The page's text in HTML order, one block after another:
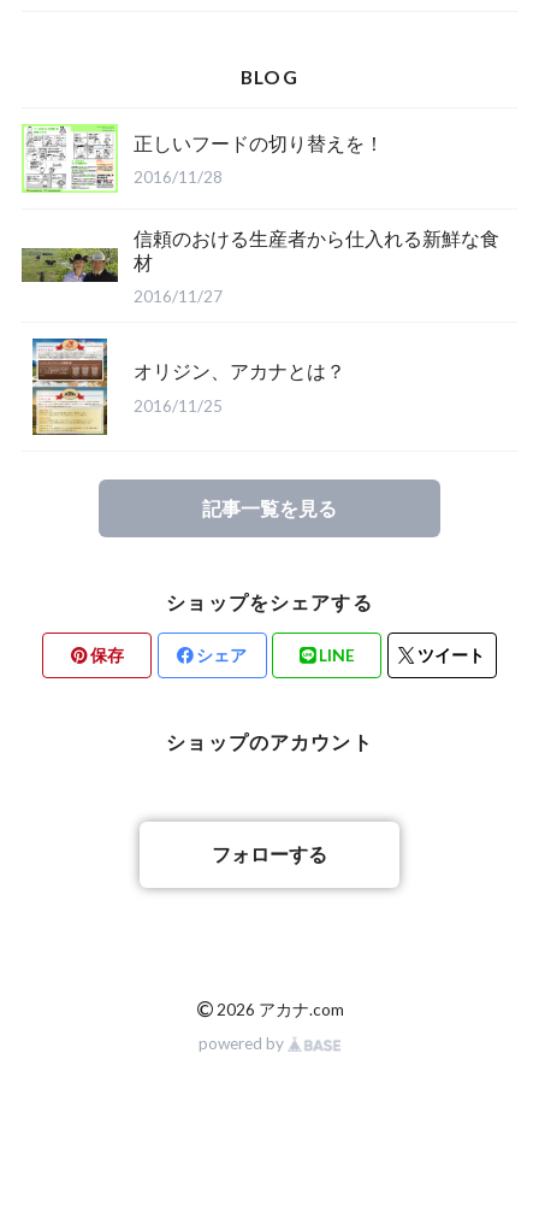
BLOG
正しいフードの切り替えを！
2016/11/28
信頼のおける生産者から仕入れる新鮮な食
材
2016/11/27
オリジン、アカナとは？
2016/11/25
記事一覧を見る
ショップをシェアする
保存 シェア LINE ツイート
ショップのアカウント
フォローする
© 2026 アカナ.com
powered by